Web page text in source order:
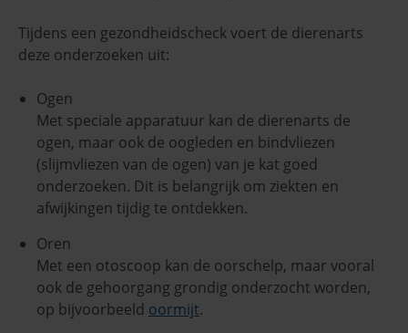
Tijdens een gezondheidscheck voert de dierenarts
deze onderzoeken uit:
Ogen
Met speciale apparatuur kan de dierenarts de
ogen, maar ook de oogleden en bindvliezen
(slijmvliezen van de ogen) van je kat goed
onderzoeken. Dit is belangrijk om ziekten en
afwijkingen tijdig te ontdekken.
Oren
Met een otoscoop kan de oorschelp, maar vooral
ook de gehoorgang grondig onderzocht worden,
op bijvoorbeeld oormijt.